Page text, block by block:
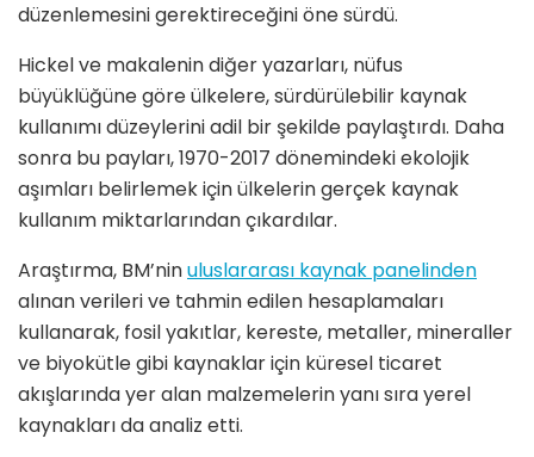
düzenlemesini gerektireceğini öne sürdü.
Hickel ve makalenin diğer yazarları, nüfus
büyüklüğüne göre ülkelere, sürdürülebilir kaynak
kullanımı düzeylerini adil bir şekilde paylaştırdı. Daha
sonra bu payları, 1970-2017 dönemindeki ekolojik
aşımları belirlemek için ülkelerin gerçek kaynak
kullanım miktarlarından çıkardılar.
Araştırma, BM’ninuluslararası kaynak panelinden
alınan verileri ve tahmin edilen hesaplamaları
kullanarak, fosil yakıtlar, kereste, metaller, mineraller
ve biyokütle gibi kaynaklar için küresel ticaret
akışlarında yer alan malzemelerin yanı sıra yerel
kaynakları da analiz etti.